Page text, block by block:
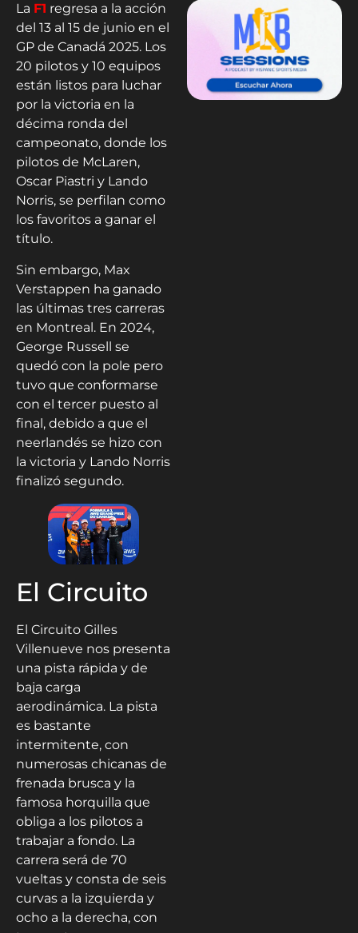
La F1 regresa a la acción
del 13 al 15 de junio en el
GP de Canadá 2025. Los
20 pilotos y 10 equipos
están listos para luchar
por la victoria en la
décima ronda del
campeonato, donde los
pilotos de McLaren,
Oscar Piastri y Lando
Norris, se perfilan como
los favoritos a ganar el
título.
Sin embargo, Max
Verstappen ha ganado
las últimas tres carreras
en Montreal. En 2024,
George Russell se
quedó con la pole pero
tuvo que conformarse
con el tercer puesto al
final, debido a que el
neerlandés se hizo con
la victoria y Lando Norris
finalizó segundo.
El Circuito
El Circuito Gilles
Villenueve nos presenta
una pista rápida y de
baja carga
aerodinámica. La pista
es bastante
intermitente, con
numerosas chicanas de
frenada brusca y la
famosa horquilla que
obliga a los pilotos a
trabajar a fondo. La
carrera será de 70
vueltas y consta de seis
curvas a la izquierda y
ocho a la derecha, con